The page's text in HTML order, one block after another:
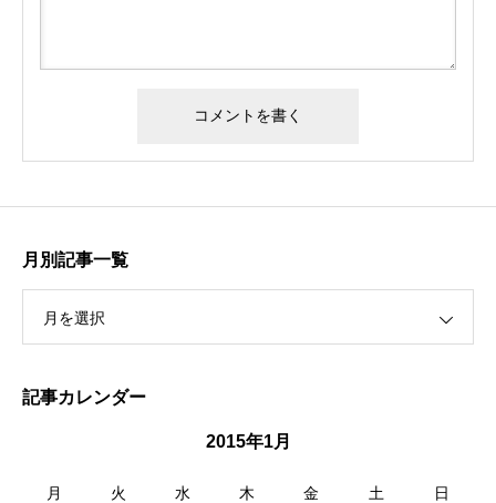
月別記事一覧
月を選択
記事カレンダー
2015年1月
月 火 水 木 金 土 日